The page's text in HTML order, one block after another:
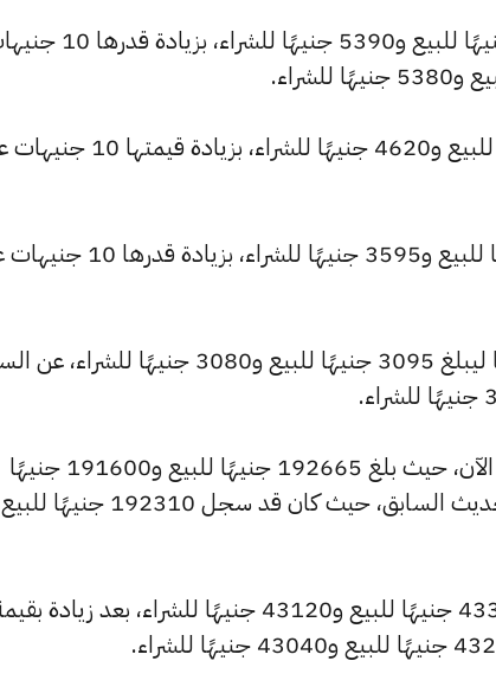
وشهد سعر عيار 21 ارتفاعًا ليصبح 5420 جنيهًا للبيع و5390 جنيهًا
وارتفع سعر عيار 18 ليصل إلى 4645 جنيهًا للبيع و4620 جنيهًا للشراء،
كما ارتفع سعر عيار 14 ليسجل 3615 جنيهًا للبيع و3595 جنيهًا للشراء،
كما شهد سعر عيار 12 ارتفاعًا بقيمة 5 جنيهًا ليبلغ 3095 جنيهًا للبيع و3080 جنيهًا
وشهد سعر الاونصة ارتفاعًا بالسوق المصري الآن، حيث بلغ 192665 جنيهًا للبيع و191600 جنيهًا
للشراء، مرتفعًا بمقدار 360 جنيهات عن التحديث السابق، حيث كان قد سجل